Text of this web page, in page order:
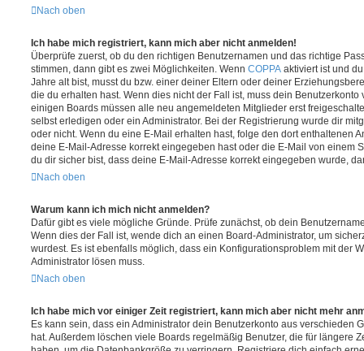
Nach oben
Ich habe mich registriert, kann mich aber nicht anmelden!
Überprüfe zuerst, ob du den richtigen Benutzernamen und das richtige
stimmen, dann gibt es zwei Möglichkeiten. Wenn COPPA aktiviert ist und
Jahre alt bist, musst du bzw. einer deiner Eltern oder deiner
die du erhalten hast. Wenn dies nicht der Fall ist, muss dein
einigen Boards müssen alle neu angemeldeten Mitglieder erst
selbst erledigen oder ein Administrator. Bei der Registrierung wurde dir
oder nicht. Wenn du eine E-Mail erhalten hast, folge den dort enthaltenen
deine E-Mail-Adresse korrekt eingegeben hast oder die E-Mail von einem
du dir sicher bist, dass deine E-Mail-Adresse korrekt eingegeben wurde,
Nach oben
Warum kann ich mich nicht anmelden?
Dafür gibt es viele mögliche Gründe. Prüfe zunächst, ob dein
Wenn dies der Fall ist, wende dich an einen Board-Administrator, um
wurdest. Es ist ebenfalls möglich, dass ein Konfigurationsproblem mit der
Administrator lösen muss.
Nach oben
Ich habe mich vor einiger Zeit registriert, kann mich aber nicht mehr
Es kann sein, dass ein Administrator dein Benutzerkonto aus verschieden
hat. Außerdem löschen viele Boards regelmäßig Benutzer, die für längere